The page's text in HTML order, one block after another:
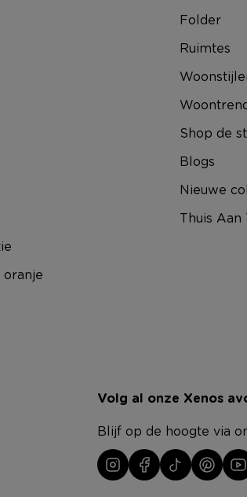
Folder
Ruimtes
Shop de
Blogs
Nieuwe
Thuis Aan
Volg al onze Xenos
Blijf op de hoogte via